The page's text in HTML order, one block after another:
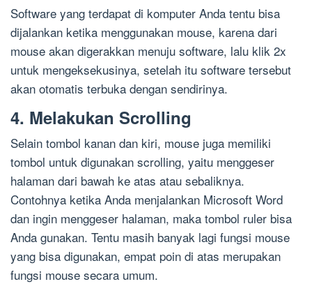
Software yang terdapat di komputer Anda tentu bisa
dijalankan ketika menggunakan mouse, karena dari
mouse akan digerakkan menuju software, lalu klik 2x
untuk mengeksekusinya, setelah itu software tersebut
akan otomatis terbuka dengan sendirinya.
4. Melakukan Scrolling
Selain tombol kanan dan kiri, mouse juga memiliki
tombol untuk digunakan scrolling, yaitu menggeser
halaman dari bawah ke atas atau sebaliknya.
Contohnya ketika Anda menjalankan Microsoft Word
dan ingin menggeser halaman, maka tombol ruler bisa
Anda gunakan. Tentu masih banyak lagi fungsi mouse
yang bisa digunakan, empat poin di atas merupakan
fungsi mouse secara umum.